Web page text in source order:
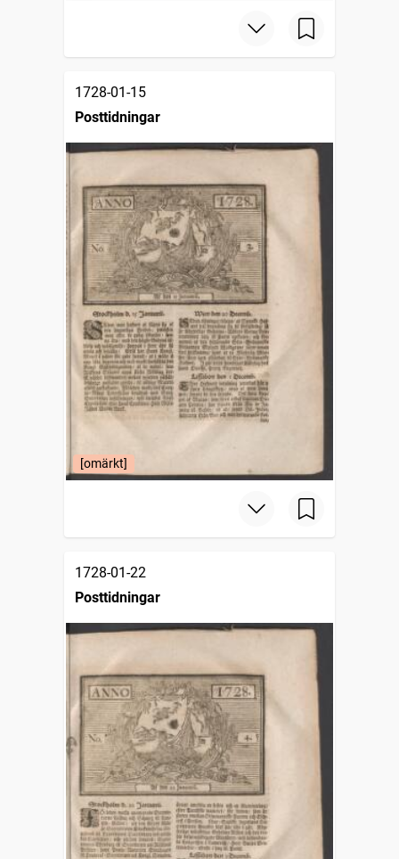
1728-01-15
Posttidningar
[omärkt]
1728-01-22
Posttidningar